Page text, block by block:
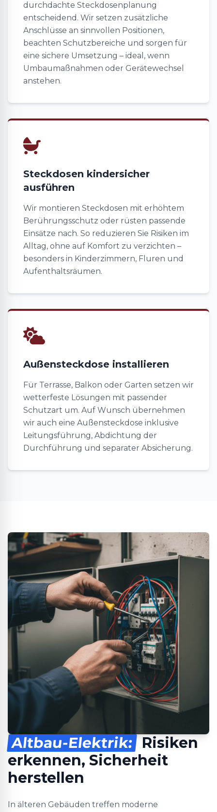
durchdachte Steckdosenplanung
entscheidend. Wir setzen zusätzliche
Anschlüsse an sinnvollen Positionen,
beachten Schutzbereiche und sorgen für
eine sichere Umsetzung – ideal, wenn
Umbaumaßnahmen oder Gerätewechsel
anstehen.
Steckdosen kindersicher
ausführen
Wir montieren Steckdosen mit erhöhtem
Berührungsschutz oder rüsten passende
Einsätze nach. So reduzieren Sie Risiken im
Alltag, ohne auf Komfort zu verzichten –
besonders in Kinderzimmern, Fluren und
Aufenthaltsräumen.
Außensteckdose installieren
Für Terrasse, Balkon oder Garten setzen wir
wetterfeste Lösungen mit passender
Schutzart um. Auf Wunsch übernehmen
wir auch eine Außensteckdose inklusive
Leitungsführung, Abdichtung der
Durchführung und separater Absicherung.
Altbau-Elektrik: Risiken
erkennen, Sicherheit
herstellen
In älteren Gebäuden treffen moderne